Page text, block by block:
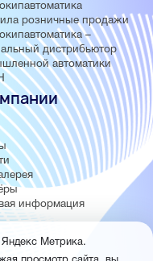
розничные продажи
–
дистрибьютор
автоматики
информация
Метрика.